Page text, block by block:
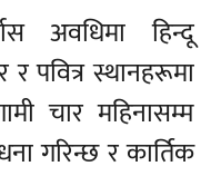
अवधिमा हिन्दू
पवित्र स्थानहरूमा
चार महिनासम्म
गरिन्छ र कार्तिक